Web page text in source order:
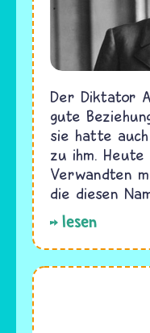
Der Diktator
gute
sie hatte
zu ihm.
Verwandten
die diesen
lesen
Allgemein